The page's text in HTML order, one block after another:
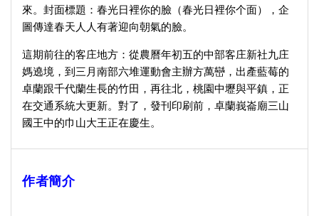
來。封面標題：春光日裡你的臉（春光日裡你个面），企
圖傳達春天人人有著迎向朝氣的臉。
這期前往的客庄地方：從農曆年初五的中部客庄新社九庄
媽遶境，到三月南部六堆運動會主辦方萬巒，出產藍莓的
卓蘭跟千代蘭生長的竹田，再往北，桃園中壢與平鎮，正
在交通系統大更新。對了，發刊印刷前，卓蘭峩崙廟三山
國王中的巾山大王正在慶生。
作者簡介